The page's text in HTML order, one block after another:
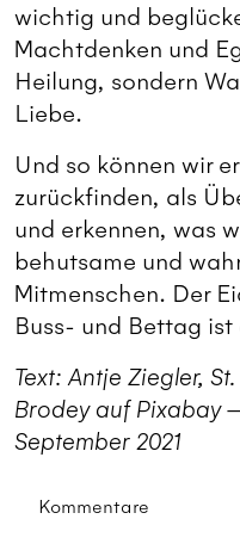
wichtig und
Machtdenken und
Heilung, sondern
Liebe.
Und so können wir
zurückfinden, als
und erkennen, was
behutsame und
Mitmenschen. Der
Buss- und Bettag
Text: Antje Ziegler,
Brodey auf Pixabay
September 2021
Kommentare